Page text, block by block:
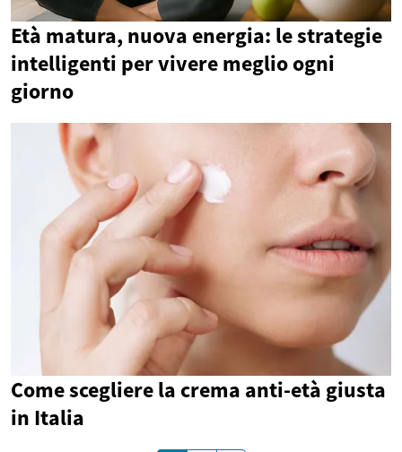
Età matura, nuova energia: le strategie
intelligenti per vivere meglio ogni
giorno
Come scegliere la crema anti-età giusta
in Italia